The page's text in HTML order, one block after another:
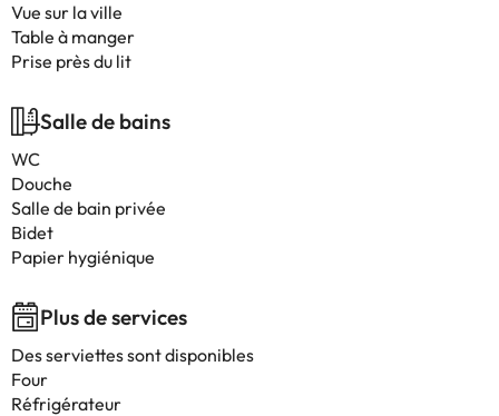
Vue sur la ville
Table à manger
Prise près du lit
Salle de bains
WC
Douche
Salle de bain privée
Bidet
Papier hygiénique
Plus de services
Des serviettes sont disponibles
Four
Réfrigérateur